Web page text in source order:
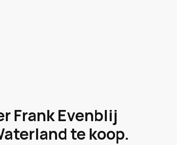
Frank Evenblij
te koop.